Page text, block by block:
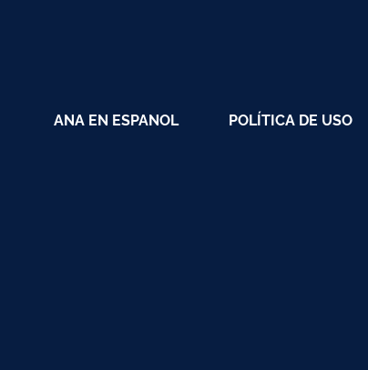
ANA EN ESPANOL POLÍTICA DE USO